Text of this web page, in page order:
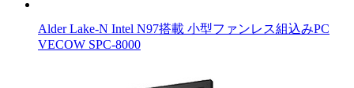
Alder Lake-N Intel N97搭載 小型ファンレス組込みPC
VECOW SPC-8000